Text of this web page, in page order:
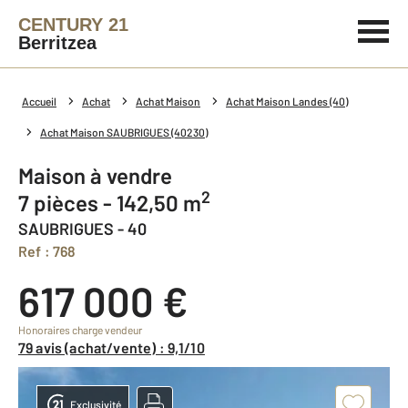
CENTURY 21
Berritzea
Accueil Achat Achat Maison Achat Maison Landes (40)
Achat Maison SAUBRIGUES (40230)
Maison à vendre
7 pièces - 142,50 m2
SAUBRIGUES - 40
Ref : 768
617 000 €
Honoraires charge vendeur
79 avis (achat/vente) : 9,1/10
Exclusivité